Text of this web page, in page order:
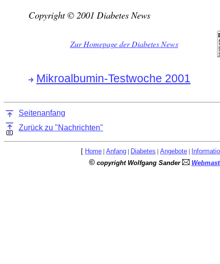
Copyright © 2001 Diabetes News
Zur Homepage der Diabetes News
Mikroalbumin-Testwoche 2001
Seitenanfang
Zurück zu "Nachrichten"
[ Home | Anfang | Diabetes | Angebote |
©copyright Wolfgang Sander